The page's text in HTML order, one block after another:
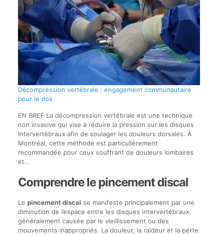
Décompression vertébrale : engagement communautaire
pour le dos
EN BREF La décompression vertébrale est une technique
non invasive qui vise à réduire la pression sur les disques
intervertébraux afin de soulager les douleurs dorsales. À
Montréal, cette méthode est particulièrement
recommandée pour ceux souffrant de douleurs lombaires
et…
Comprendre le pincement discal
Le pincement discal se manifeste principalement par une
diminution de l’espace entre les disques intervertébraux,
généralement causée par le vieillissement ou des
mouvements inappropriés. La douleur, la raideur et la perte